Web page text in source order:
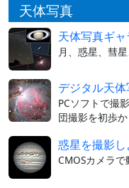
天体写真
天体写真ギ
月、惑星、彗
デジタル天
PCソフトで撮
団撮影を初歩
惑星を撮影し
CMOSカメラ